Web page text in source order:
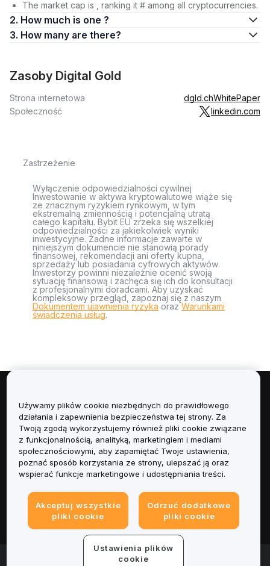
The market cap is , ranking it # among all cryptocurrencies.
2. How much is one ?
3. How many are there?
Zasoby Digital Gold
Strona internetowa dgld.chWhitePaper
Społeczność
linkedin.com
Zastrzeżenie
Wyłączenie odpowiedzialności cywilnej
Inwestowanie w aktywa kryptowalutowe wiąże się
ze znacznym ryzykiem rynkowym, w tym
ekstremalną zmiennością i potencjalną utratą
całego kapitału. Bybit EU zrzeka się wszelkiej
odpowiedzialności za jakiekolwiek wyniki
inwestycyjne. Żadne informacje zawarte w
niniejszym dokumencie nie stanowią porady
finansowej, rekomendacji ani oferty kupna,
sprzedaży lub posiadania cyfrowych aktywów.
Inwestorzy powinni niezależnie ocenić swoją
sytuację finansową i zachęca się ich do konsultacji
z profesjonalnymi doradcami. Aby uzyskać
kompleksowy przegląd, zapoznaj się z naszym
Dokumentem ujawnienia ryzyka orazWarunkami
świadczenia usług.
Informacje
Usługi
Obsługa Klienta
Informacje prawne
© 2025-2026 Bybit.eu. All rights reserved.
Używamy plików cookie niezbędnych do prawidłowego
działania i zapewnienia bezpieczeństwa tej strony. Za
Twoją zgodą wykorzystujemy również pliki cookie związane
z funkcjonalnością, analityką, marketingiem i mediami
społecznościowymi, aby zapamiętać Twoje ustawienia,
poznać sposób korzystania ze strony, ulepszać ją oraz
wspierać funkcje marketingowe i udostępniania treści.
Akceptuj wszystkie
pliki cookie
Odrzuć dodatkowe
pliki cookie
Ustawienia plików
cookie